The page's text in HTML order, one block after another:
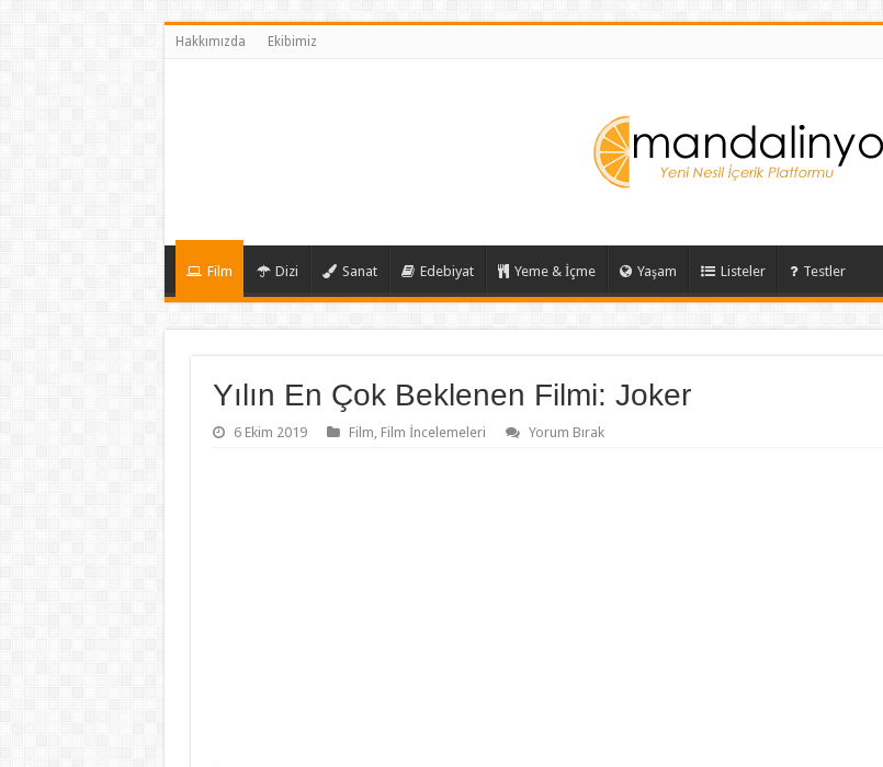
Hakkımızda Ekibimiz
Film Dizi Sanat Edebiyat Yeme & İçme Yaşam Listeler Testler
Yılın En Çok Beklenen Filmi: Joker
6 Ekim 2019 Film, Film İncelemeleri Yorum Bırak